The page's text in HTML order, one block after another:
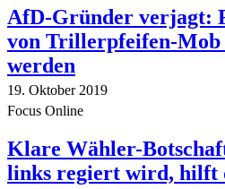
AfD-Gründer verjagt:
von Trillerpfeifen-Mob
werden
19. Oktober 2019
Focus Online
Klare Wähler-
links regiert wird, hilft